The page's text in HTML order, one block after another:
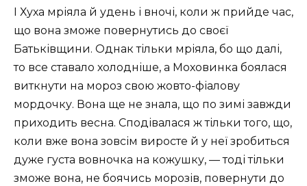
І Хуха мріяла й удень і вночі, коли ж прийде час,
що вона зможе повернутись до своєї
Батьківщини. Однак тільки мріяла, бо що далі,
то все ставало холодніше, а Моховинка боялася
виткнути на мороз свою жовто-фіалову
мордочку. Вона ще не знала, що по зимі завжди
приходить весна. Сподівалася ж тільки того, що,
коли вже вона зовсім виросте й у неї зробиться
дуже густа вовночка на кожушку, — тоді тільки
зможе вона, не боячись морозів, повернути до